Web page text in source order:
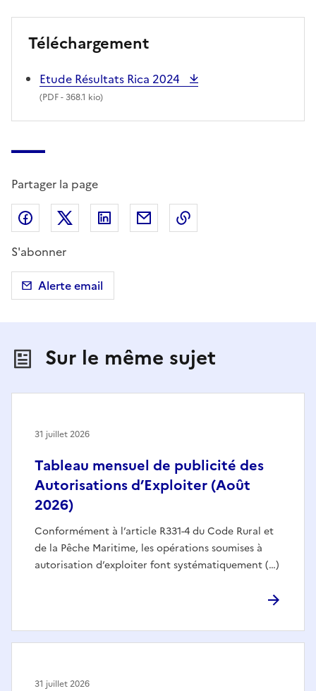
Téléchargement
Etude Résultats Rica 2024
(PDF- 368.1 kio)
Partager la page
Partager sur Facebook
Partager sur X (anciennement Twitter)
Partager sur LinkedIn
Partager par email
S'abonner
Alerte email
Sur le même sujet
Tableau mensuel de publicité des
Autorisations d’Exploiter (Août
2026)
Conformément à l’article R331-4 du Code Rural et
de la Pêche Maritime, les opérations soumises à
autorisation d’exploiter font systématiquement (…)
31 juillet 2026
31 juillet 2026